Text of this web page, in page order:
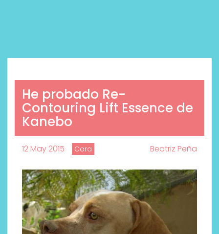
He probado Re-
Contouring Lift Essence de
Kanebo
12 May 2015 Cara Beatriz Peña